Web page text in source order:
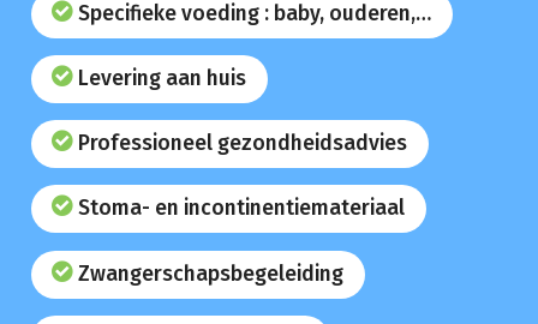
Specifieke voeding : baby, ouderen,…
Levering aan huis
Professioneel gezondheidsadvies
Stoma- en incontinentiemateriaal
Zwangerschapsbegeleiding